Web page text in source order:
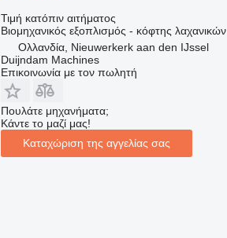
Τιμή κατόπιν αιτήματος
Βιομηχανικός εξοπλισμός - κόφτης λαχανικών
Ολλανδία, Nieuwerkerk aan den IJssel
Duijndam Machines
Επικοινωνία με τον πωλητή
Πουλάτε μηχανήματα;
Κάντε το μαζί μας!
Καταχώριση της αγγελίας σας